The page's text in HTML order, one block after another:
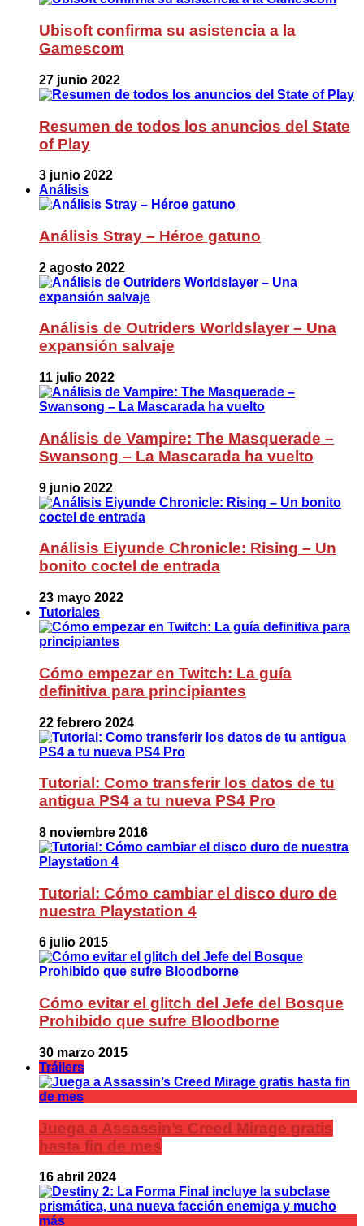
Ubisoft confirma su asistencia a la
Gamescom
27 junio 2022
Resumen de todos los anuncios del State
of Play
3 junio 2022
Análisis
Análisis Stray – Héroe gatuno
2 agosto 2022
Análisis de Outriders Worldslayer – Una
expansión salvaje
11 julio 2022
Análisis de Vampire: The Masquerade –
Swansong – La Mascarada ha vuelto
9 junio 2022
Análisis Eiyunde Chronicle: Rising – Un
bonito coctel de entrada
23 mayo 2022
Tutoriales
Cómo empezar en Twitch: La guía
definitiva para principiantes
22 febrero 2024
Tutorial: Como transferir los datos de tu
antigua PS4 a tu nueva PS4 Pro
8 noviembre 2016
Tutorial: Cómo cambiar el disco duro de
nuestra Playstation 4
6 julio 2015
Cómo evitar el glitch del Jefe del Bosque
Prohibido que sufre Bloodborne
30 marzo 2015
Tráilers
Juega a Assassin’s Creed Mirage gratis
hasta fin de mes
16 abril 2024